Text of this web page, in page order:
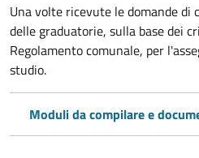
Una volte ricevute le domande
delle graduatorie, sulla base dei
Regolamento comunale, per
studio.
Moduli da compilare e